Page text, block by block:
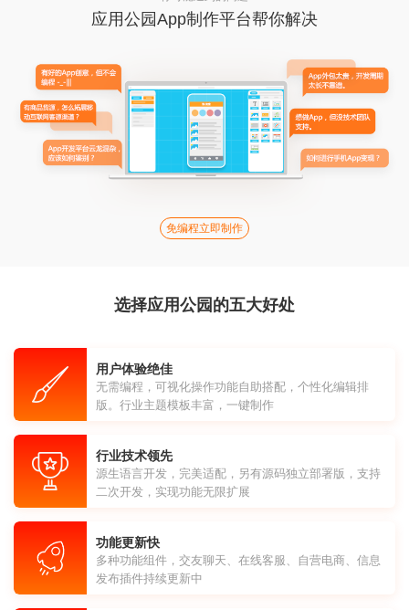
应用公园App制作平台帮你解决
免编程立即制作
选择应用公园的五大好处
用户体验绝佳
无需编程，可视化操作功能自助搭配，个性化编辑排
版。行业主题模板丰富，一键制作
行业技术领先
源生语言开发，完美适配，另有源码独立部署版，支持
二次开发，实现功能无限扩展
功能更新快
多种功能组件，交友聊天、在线客服、自营电商、信息
发布插件持续更新中